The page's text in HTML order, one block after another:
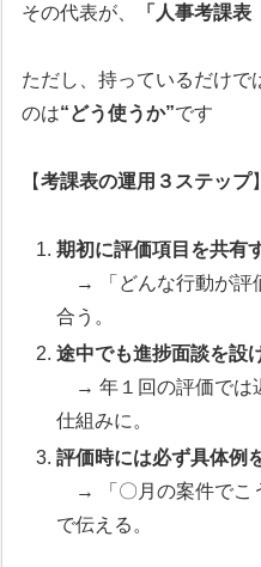
その代表が、
「人事考課表
ただし、持っているだけで
のは“どう使うか”です
【考課表の運用３ステップ】
期初に評価項目を共有
→ 「どんな行動が評
合う。
途中でも進捗面談を設
→ 年１回の評価では
仕組みに。
評価時には必ず具体例
→ 「〇月の案件でこ
で伝える。